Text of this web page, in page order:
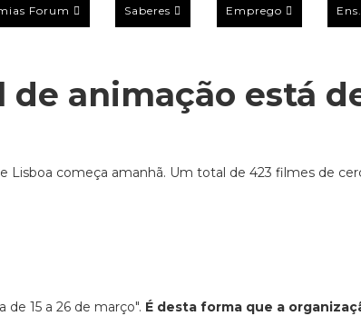
Forum Saberes Emprego
de animação está
Lisboa começa amanhã. Um total de 423 filmes de
15 a 26 de março". É desta forma que a